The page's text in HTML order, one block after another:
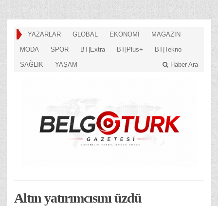
YAZARLAR GLOBAL EKONOMİ MAGAZİN
MODA SPOR BT|Extra BT|Plus+ BT|Tekno
SAĞLIK YAŞAM Haber Ara
Altın yatırımcısını üzdü